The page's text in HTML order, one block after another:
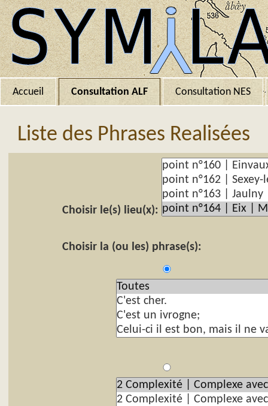
Accueil Consultation ALF Consultation NES
Liste des Phrases Realisées
Choisir le(s) lieu(x):
Choisir la (ou les) phrase(s):